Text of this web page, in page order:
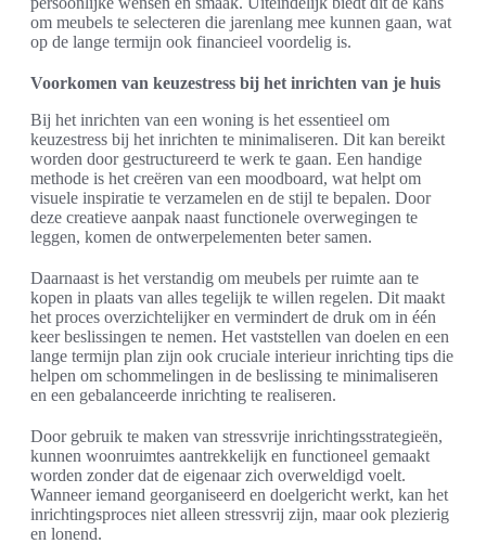
om meubels te selecteren die jarenlang mee kunnen gaan, wat
op de lange termijn ook financieel voordelig is.
Voorkomen van keuzestress bij het inrichten van je huis
Bij het inrichten van een woning is het essentieel om
keuzestress bij het inrichten te minimaliseren. Dit kan bereikt
worden door gestructureerd te werk te gaan. Een handige
methode is het creëren van een moodboard, wat helpt om
visuele inspiratie te verzamelen en de stijl te bepalen. Door
deze creatieve aanpak naast functionele overwegingen te
leggen, komen de ontwerpelementen beter samen.
Daarnaast is het verstandig om meubels per ruimte aan te
kopen in plaats van alles tegelijk te willen regelen. Dit maakt
het proces overzichtelijker en vermindert de druk om in één
keer beslissingen te nemen. Het vaststellen van doelen en een
lange termijn plan zijn ook cruciale interieur inrichting tips die
helpen om schommelingen in de beslissing te minimaliseren
en een gebalanceerde inrichting te realiseren.
Door gebruik te maken van stressvrije inrichtingsstrategieën,
kunnen woonruimtes aantrekkelijk en functioneel gemaakt
worden zonder dat de eigenaar zich overweldigd voelt.
Wanneer iemand georganiseerd en doelgericht werkt, kan het
inrichtingsproces niet alleen stressvrij zijn, maar ook plezierig
en lonend.